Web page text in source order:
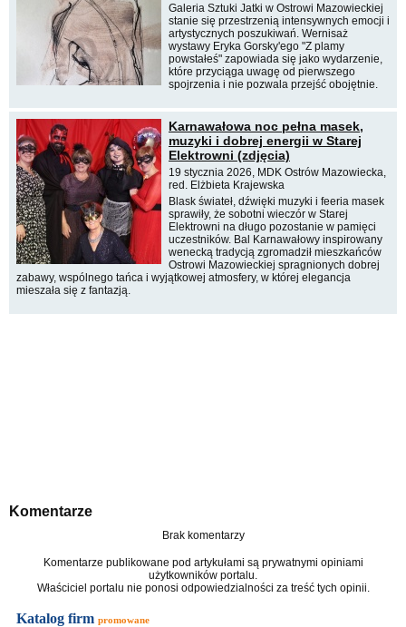
Galeria Sztuki Jatki w Ostrowi Mazowieckiej
stanie się przestrzenią intensywnych emocji i
artystycznych poszukiwań. Wernisaż
wystawy Eryka Gorsky'ego "Z plamy
powstałeś" zapowiada się jako wydarzenie,
które przyciąga uwagę od pierwszego
spojrzenia i nie pozwala przejść obojętnie.
Karnawałowa noc pełna masek,
muzyki i dobrej energii w Starej
Elektrowni (zdjęcia)
19 stycznia 2026, MDK Ostrów Mazowiecka,
red. Elżbieta Krajewska
Blask świateł, dźwięki muzyki i feeria masek
sprawiły, że sobotni wieczór w Starej
Elektrowni na długo pozostanie w pamięci
uczestników. Bal Karnawałowy inspirowany
wenecką tradycją zgromadził mieszkańców
Ostrowi Mazowieckiej spragnionych dobrej
zabawy, wspólnego tańca i wyjątkowej atmosfery, w której elegancja
mieszała się z fantazją.
Komentarze
Brak komentarzy
Komentarze publikowane pod artykułami są prywatnymi opiniami
użytkowników portalu.
Właściciel portalu nie ponosi odpowiedzialności za treść tych opinii.
Katalog firm promowane